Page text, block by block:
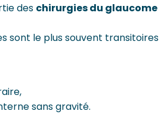
des chirurgies du glaucome
sont le plus souvent transitoires
sans gravité.